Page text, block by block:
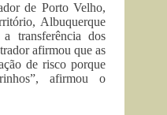
de Porto Velho,
Albuquerque
transferência dos
afirmou que as
de risco porque
afirmou o